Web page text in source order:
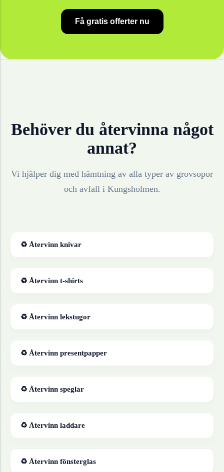
Få gratis offerter nu
Behöver du återvinna något
annat?
Vi hjälper dig med hämtning av alla typer av grovsopor
och avfall i Kungsholmen.
♻ Återvinn knivar
♻ Återvinn t-shirts
♻ Återvinn lekstugor
♻ Återvinn presentpapper
♻ Återvinn speglar
♻ Återvinn laddare
♻ Återvinn fönsterglas